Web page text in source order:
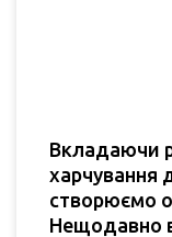
Вкладаючи
харчування
створюємо
Нещодавно